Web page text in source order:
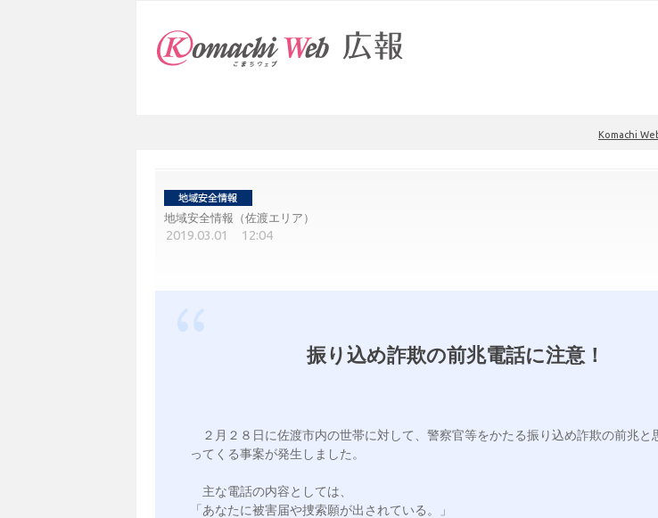
Komachi
地域安全情報（佐渡エリア）
2019.03.01 12:04
振り込め詐欺の前兆電話に注意！
２月２８日に佐渡市内の世帯に対して、警察官等をかたる振り込め詐欺の前兆と
ってくる事案が発生しました。
主な電話の内容としては、
「あなたに被害届や捜索願が出されている。」